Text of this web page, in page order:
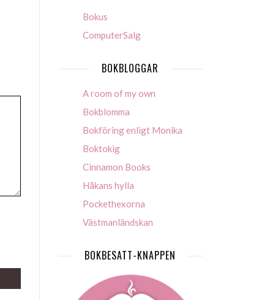
Bokus
ComputerSalg
BOKBLOGGAR
A room of my own
Bokblomma
Bokföring enligt Monika
Boktokig
Cinnamon Books
Håkans hylla
Pockethexorna
Västmanländskan
BOKBESATT-KNAPPEN